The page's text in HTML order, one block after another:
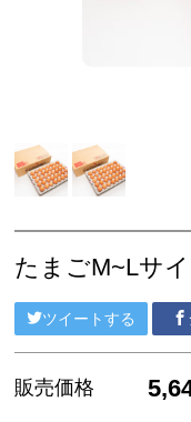
たかたのたまご紹介
お問い合わせ
たまごM~Lサ
ツイートする
販売価格